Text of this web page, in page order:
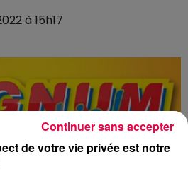
à 15h17
de votre vie privée est notre
Continuer sans accepter